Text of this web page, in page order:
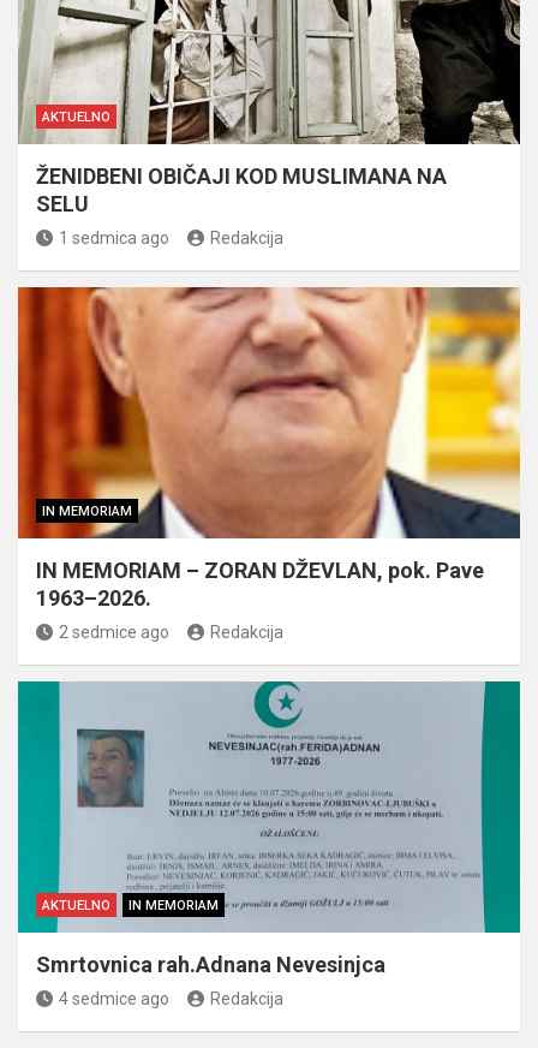
AKTUELNO
ŽENIDBENI OBIČAJI KOD MUSLIMANA NA
SELU
1 sedmica ago Redakcija
IN MEMORIAM
IN MEMORIAM – ZORAN DŽEVLAN, pok. Pave
1963–2026.
2 sedmice ago Redakcija
AKTUELNO IN MEMORIAM
Smrtovnica rah.Adnana Nevesinjca
4 sedmice ago Redakcija